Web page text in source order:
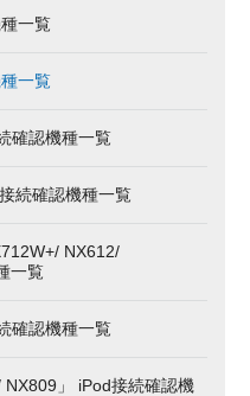
一覧
一覧
確認機種一覧
続確認機種一覧
NX612/
一覧
確認機種一覧
NX809」 iPod接続確認機